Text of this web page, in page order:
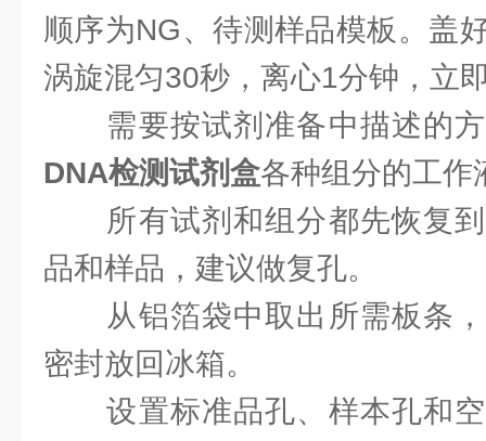
顺序为NG、待测样品模板。盖
涡旋混匀30秒，离心1分钟，立
需要按试剂准备中描述的方
DNA检测试剂盒各种组分的工作
所有试剂和组分都先恢复到
品和样品，建议做复孔。
从铝箔袋中取出所需板条，
密封放回冰箱。
设置标准品孔、样本孔和空